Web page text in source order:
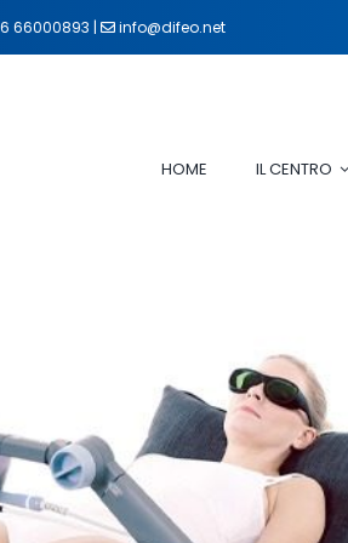
66000893 | info@difeo.net
HOME IL CENTRO